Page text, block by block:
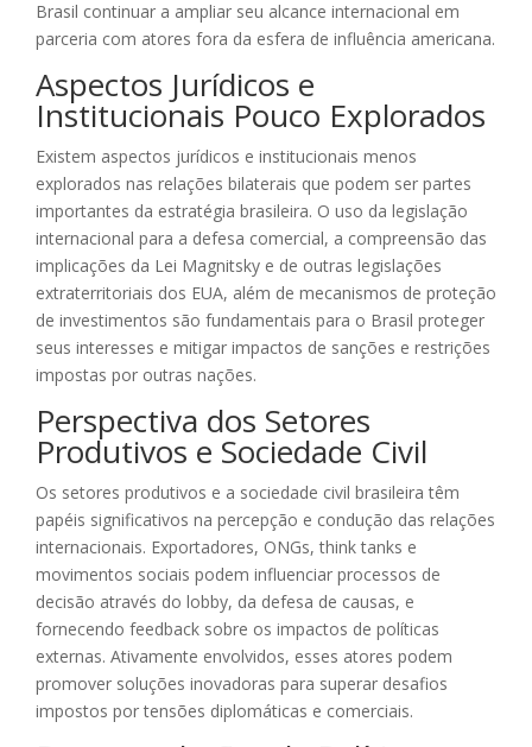
Brasil continuar a ampliar seu alcance internacional em
parceria com atores fora da esfera de influência americana.
Aspectos Jurídicos e
Institucionais Pouco Explorados
Existem aspectos jurídicos e institucionais menos
explorados nas relações bilaterais que podem ser partes
importantes da estratégia brasileira. O uso da legislação
internacional para a defesa comercial, a compreensão das
implicações da Lei Magnitsky e de outras legislações
extraterritoriais dos EUA, além de mecanismos de proteção
de investimentos são fundamentais para o Brasil proteger
seus interesses e mitigar impactos de sanções e restrições
impostas por outras nações.
Perspectiva dos Setores
Produtivos e Sociedade Civil
Os setores produtivos e a sociedade civil brasileira têm
papéis significativos na percepção e condução das relações
internacionais. Exportadores, ONGs, think tanks e
movimentos sociais podem influenciar processos de
decisão através do lobby, da defesa de causas, e
fornecendo feedback sobre os impactos de políticas
externas. Ativamente envolvidos, esses atores podem
promover soluções inovadoras para superar desafios
impostos por tensões diplomáticas e comerciais.